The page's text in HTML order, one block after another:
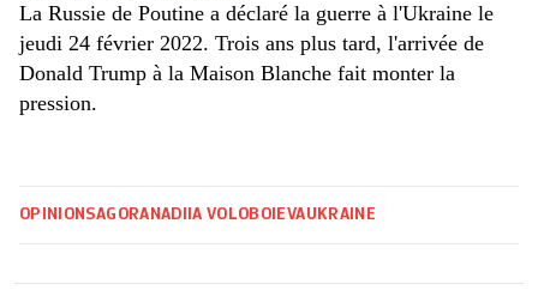
La Russie de Poutine a déclaré la guerre à l'Ukraine le
jeudi 24 février 2022. Trois ans plus tard, l'arrivée de
Donald Trump à la Maison Blanche fait monter la
pression.
OPINIONSAGORA NADIIA VOLOBOIEVAUKRAINE